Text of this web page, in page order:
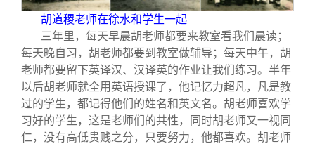
胡道稷老师在徐水和学生一起
三年里，每天早晨胡老师都要来教室看我们晨读；
每天晚自习，胡老师都要到教室做辅导；每天中午，胡
老师都要留下英译汉、汉译英的作业让我们练习。半年
以后胡老师就全用英语授课了，他记忆力超凡，凡是教
过的学生，都记得他们的姓名和英文名。胡老师喜欢学
习好的学生，这是老师们的共性，同时胡老师又一视同
仁，没有高低贵贱之分，只要努力，他都喜欢。胡老师